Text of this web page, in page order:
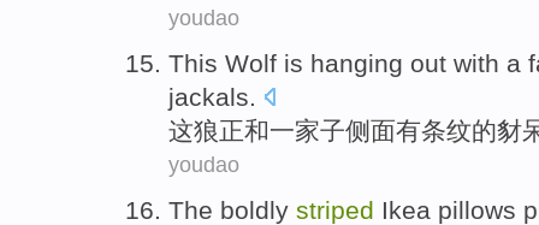
youdao
This Wolf is hanging out with a
jackals.
这狼正和一家子侧面有条纹的豺
youdao
The boldly striped Ikea pillows